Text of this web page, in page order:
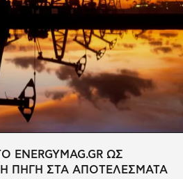
ENERGYMAG.GR ΩΣ
ΠΗΓΗ ΣΤΑ ΑΠΟΤΕΛΕΣΜΑΤΑ